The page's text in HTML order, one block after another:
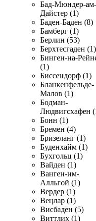
Бад-Мюндер-ам-
Дайстер (1)
Баден-Баден (8)
Бамберг (1)
Берлин (53)
Берхтесгаден (1)
Бинген-на-
(1)
Биссендорф (1)
Бланкенфельде-
Малов (1)
Бодман-
Людвигсхафен
Бонн (1)
Бремен (4)
Бризеланг (1)
Буденхайм (1)
Бухгольц (1)
Вайден (1)
Ванген-им-
Алльгой (1)
Вердер (1)
Вецлар (1)
Висбаден (5)
Виттлих (1)